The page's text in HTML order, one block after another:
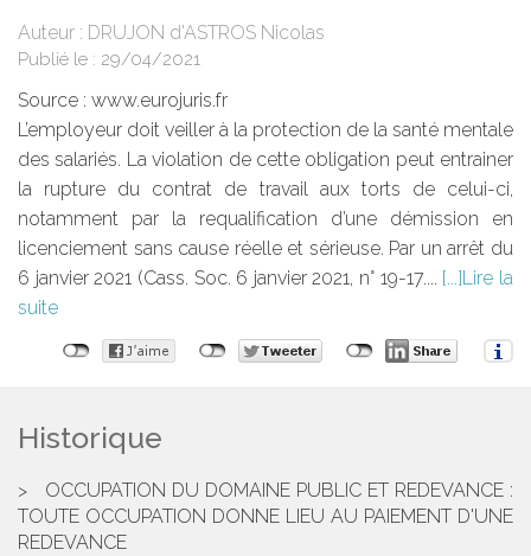
Auteur : DRUJON d'ASTROS Nicolas
Publié le : 29/04/2021
Source : www.eurojuris.fr
L’employeur doit veiller à la protection de la santé mentale
des salariés. La violation de cette obligation peut entrainer
la rupture du contrat de travail aux torts de celui-ci,
notamment par la requalification d’une démission en
licenciement sans cause réelle et sérieuse. Par un arrêt du
6 janvier 2021 (Cass. Soc. 6 janvier 2021, n° 19-17....
Lire la
suite
Historique
OCCUPATION DU DOMAINE PUBLIC ET REDEVANCE :
TOUTE OCCUPATION DONNE LIEU AU PAIEMENT D'UNE
REDEVANCE